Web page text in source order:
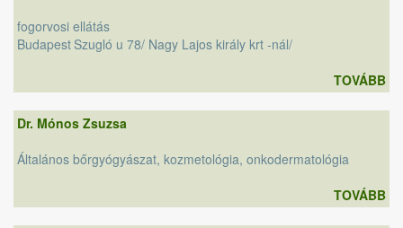
fogorvosi ellátás
Budapest Szugló u 78/ Nagy Lajos király krt -nál/
TOVÁBB
Dr. Mónos Zsuzsa
Általános bőrgyógyászat, kozmetológia, onkodermatológia
TOVÁBB